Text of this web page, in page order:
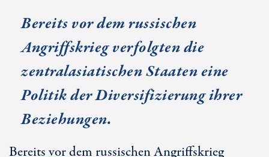
Bereits vor dem russischen
Angriffskrieg verfolgten die
zentralasiatischen Staaten eine
Politik der Diversifizierung ihrer
Beziehungen.
Bereits vor dem russischen Angriffskrieg